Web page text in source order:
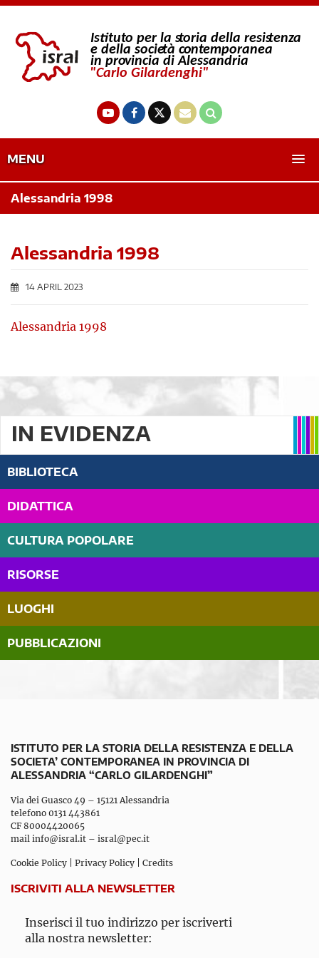
MENU
Alessandria 1998
Alessandria 1998
14 APRIL 2023
Alessandria 1998
IN EVIDENZA
BIBLIOTECA
DIDATTICA
CULTURA POPOLARE
RISORSE
LUOGHI
PUBBLICAZIONI
ISTITUTO PER LA STORIA DELLA RESISTENZA E DELLA
SOCIETA’ CONTEMPORANEA IN PROVINCIA DI
ALESSANDRIA “CARLO GILARDENGHI”
Via dei Guasco 49 – 15121 Alessandria
telefono 0131 443861
CF 80004420065
mail info@isral.it – isral@pec.it
Cookie Policy Privacy Policy Credits
ISCRIVITI ALLA NEWSLETTER
Inserisci il tuo indirizzo per iscriverti
alla nostra newsletter: